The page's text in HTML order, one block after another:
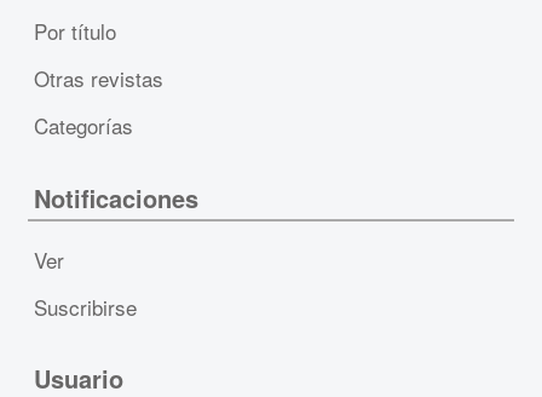
Por título
Otras revistas
Categorías
Notificaciones
Ver
Suscribirse
Usuario